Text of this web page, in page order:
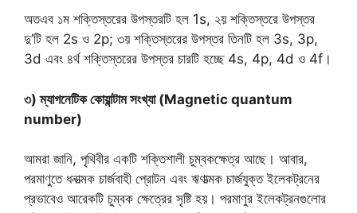
অতএব ১ম শক্তিস্তরের উপস্তরটি হল 1s, ২য় শক্তিস্তরে উপস্তর
দু’টি হল 2s ও 2p; ৩য় শক্তিস্তরের উপস্তর তিনটি হল 3s, 3p,
3d এবং ৪র্থ শক্তিস্তরের উপস্তর চারটি হচ্ছে 4s, 4p, 4d ও 4f।
৩) ম্যাগনেটিক কোয়ান্টাম সংখ্যা (Magnetic quantum
number)
আমরা জানি, পৃথিবীর একটি শক্তিশালী চুম্বকক্ষেত্র আছে। আবার,
পরমাণুতে ধনাত্মক চার্জবাহী প্রোটন এবং ঋণাত্মক চার্জযুক্ত ইলেকট্রনের
প্রভাবেও আরেকটি চুম্বক ক্ষেত্রের সৃষ্টি হয়। পরমাণুর ইলেকট্রনগুলোর